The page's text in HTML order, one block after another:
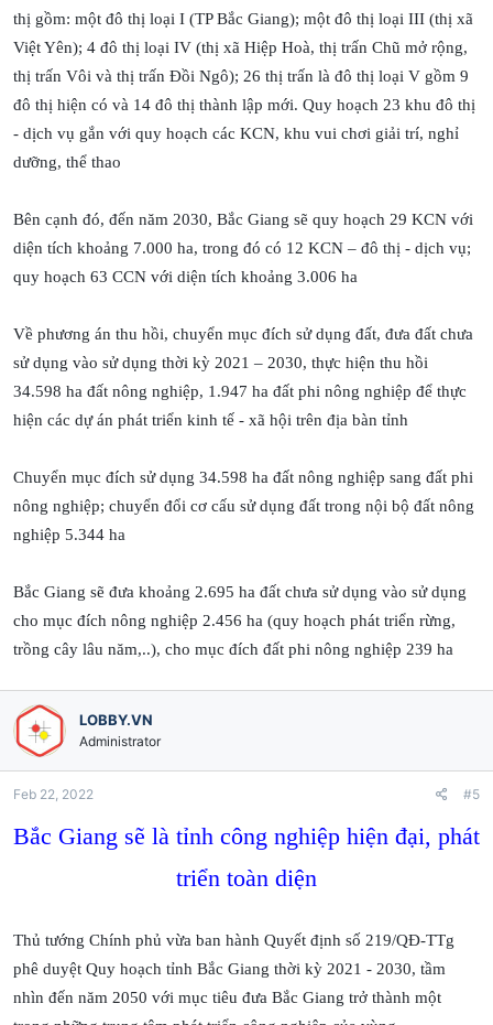
thị gồm: một đô thị loại I (TP Bắc Giang); một đô thị loại III (thị xã
Việt Yên); 4 đô thị loại IV (thị xã Hiệp Hoà, thị trấn Chũ mở rộng,
thị trấn Vôi và thị trấn Đồi Ngô); 26 thị trấn là đô thị loại V gồm 9
đô thị hiện có và 14 đô thị thành lập mới. Quy hoạch 23 khu đô thị
- dịch vụ gắn với quy hoạch các KCN, khu vui chơi giải trí, nghỉ
dưỡng, thể thao
Bên cạnh đó, đến năm 2030, Bắc Giang sẽ quy hoạch 29 KCN với
diện tích khoảng 7.000 ha, trong đó có 12 KCN – đô thị - dịch vụ;
quy hoạch 63 CCN với diện tích khoảng 3.006 ha
Về phương án thu hồi, chuyển mục đích sử dụng đất, đưa đất chưa
sử dụng vào sử dụng thời kỳ 2021 – 2030, thực hiện thu hồi
34.598 ha đất nông nghiệp, 1.947 ha đất phi nông nghiệp để thực
hiện các dự án phát triển kinh tế - xã hội trên địa bàn tỉnh
Chuyển mục đích sử dụng 34.598 ha đất nông nghiệp sang đất phi
nông nghiệp; chuyển đổi cơ cấu sử dụng đất trong nội bộ đất nông
nghiệp 5.344 ha
Bắc Giang sẽ đưa khoảng 2.695 ha đất chưa sử dụng vào sử dụng
cho mục đích nông nghiệp 2.456 ha (quy hoạch phát triển rừng,
trồng cây lâu năm,..), cho mục đích đất phi nông nghiệp 239 ha
LOBBY.VN
Administrator
Feb 22, 2022 #5
Bắc Giang sẽ là tỉnh công nghiệp hiện đại, phát
triển toàn diện
Thủ tướng Chính phủ vừa ban hành Quyết định số 219/QĐ-TTg
phê duyệt Quy hoạch tỉnh Bắc Giang thời kỳ 2021 - 2030, tầm
nhìn đến năm 2050 với mục tiêu đưa Bắc Giang trở thành một